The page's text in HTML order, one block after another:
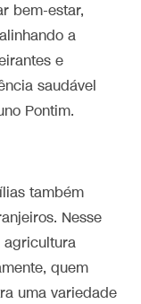
bem-estar,
a
e
saudável
Pontim.
também
Nesse
agricultura
quem
uma variedade